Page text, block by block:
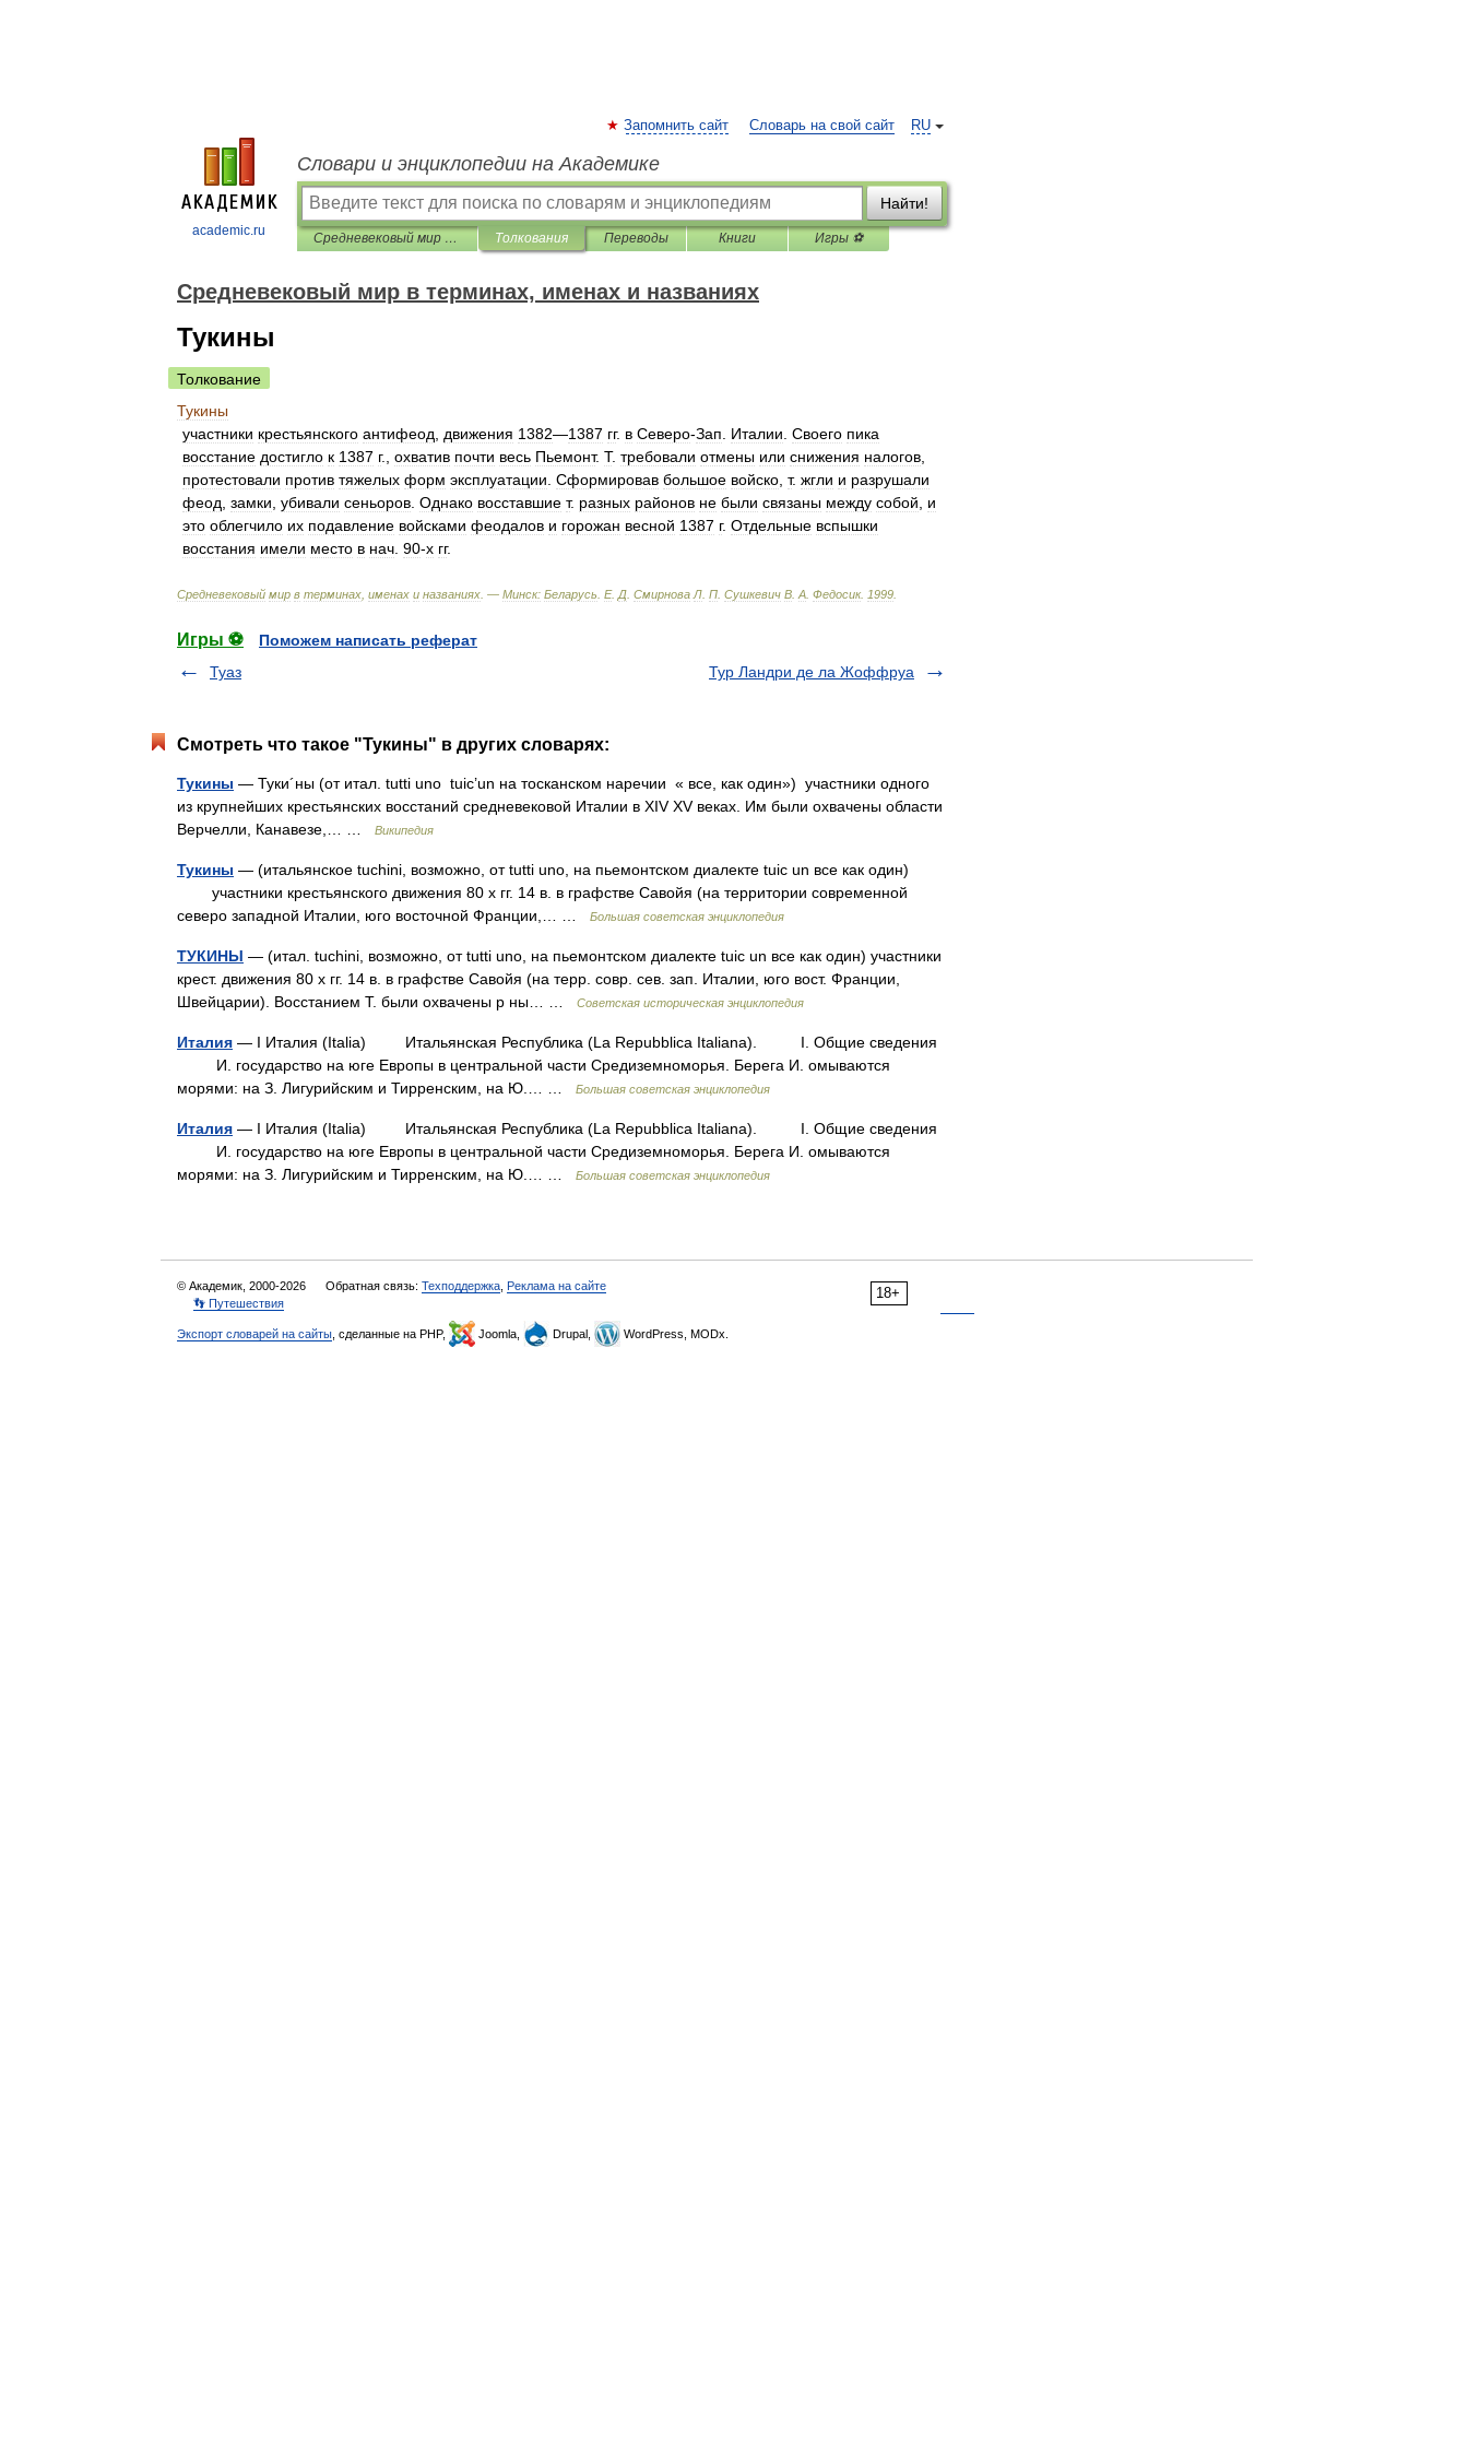
academic.ru
RU
Запомнить сайт Словарь на свой сайт
Словари и энциклопедии на Академике
Найти!
Средневековый мир в терминах, именах и названиях Толкования Переводы Книги Игры ⚽
Средневековый мир в терминах, именах и названиях
Тукины
Толкование
Тукины
участники крестьянского антифеод движения 1382—1387 гг. в Северо-Зап Италии Своего пика
восстание достигло к 1387 г., охватив почти весь Пьемонт. Т. требовали отмены или снижения налогов
протестовали против тяжелых форм эксплуатации Сформировав большое войско т. жгли и разрушали
феод замки убивали сеньоров Однако восставшие т. разных районов не были связаны между собой
и
это облегчило их подавление войсками феодалов и горожан весной 1387 г. Отдельные вспышки
восстания имели место в нач 90-х гг.
Средневековый мир в терминах именах и названиях . — Минск: Беларусь Е. Д Смирнова Л П Сушкевич В А Федосик. 1999
Игры ⚽
Поможем написать реферат
Туаз
Тур Ландри де ла Жоффруа
Смотреть что такое "Тукины" в других словарях:
Тукины — Туки´ны (от итал. tutti uno tuic’un на тосканском наречии « все, как один») участники одного
из крупнейших крестьянских восстаний средневековой Италии в XIV XV веках. Им были охвачены области
Верчелли, Канавезе,… …
Википедия
Тукины — (итальянское tuchini, возможно, от tutti uno, на пьемонтском диалекте tuic un все как один)
участники крестьянского движения 80 х гг. 14 в. в графстве Савойя (на территории современной
северо западной Италии, юго восточной Франции,… …
Большая советская энциклопедия
ТУКИНЫ — (итал. tuchini, возможно, от tutti uno, на пьемонтском диалекте tuic un все как один) участники
крест. движения 80 х гг. 14 в. в графстве Савойя (на терр. совр. сев. зап. Италии, юго вост. Франции,
Швейцарии). Восстанием Т. были охвачены р ны… …
Советская историческая энциклопедия
Италия — I Италия (Italia) Итальянская Республика (La Repubblica Italiana). I. Общие сведения
И. государство на юге Европы в центральной части Средиземноморья. Берега И. омываются
морями: на З. Лигурийским и Тирренским, на Ю.… …
Большая советская энциклопедия
Италия — I Италия (Italia) Итальянская Республика (La Repubblica Italiana). I. Общие сведения
И. государство на юге Европы в центральной части Средиземноморья. Берега И. омываются
морями: на З. Лигурийским и Тирренским, на Ю.… …
Большая советская энциклопедия
18+
© Академик, 2000-2026 Обратная связь: Техподдержка Реклама на сайте
👣 Путешествия
Экспорт словарей на сайты , сделанные на PHP, Joomla, Drupal, WordPress, MODx.